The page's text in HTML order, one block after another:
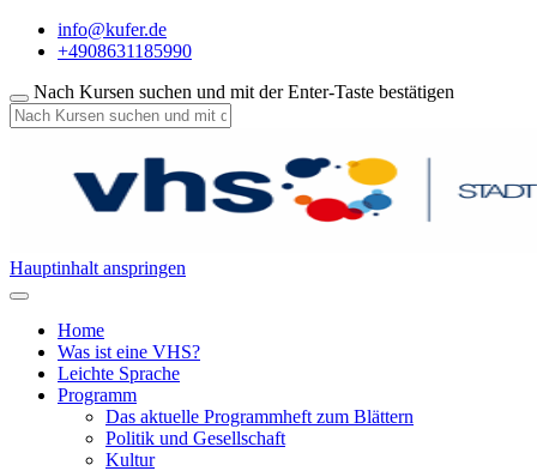
info@kufer.de
+4908631185990
Nach Kursen suchen und mit der Enter-Taste bestätigen
Hauptinhalt anspringen
Home
Was ist eine VHS?
Leichte Sprache
Programm
Das aktuelle Programmheft zum Blättern
Politik und Gesellschaft
Kultur